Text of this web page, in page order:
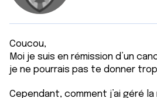
Coucou,
Moi je suis en rémission d’un
je ne pourrais pas te donner
Cependant, comment j’ai géré